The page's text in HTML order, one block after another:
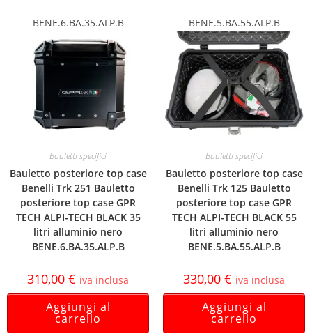
BENE.6.BA.35.ALP.B
Bauletti specifici
Bauletto posteriore top case
Benelli Trk 251 Bauletto
posteriore top case GPR
TECH ALPI-TECH BLACK 35
litri alluminio nero
BENE.6.BA.35.ALP.B
310,00 € iva inclusa
Aggiungi al
carrello
BENE.5.BA.55.ALP.B
Bauletti specifici
Bauletto posteriore top case
Benelli Trk 125 Bauletto
posteriore top case GPR
TECH ALPI-TECH BLACK 55
litri alluminio nero
BENE.5.BA.55.ALP.B
330,00 € iva inclusa
Aggiungi al
carrello